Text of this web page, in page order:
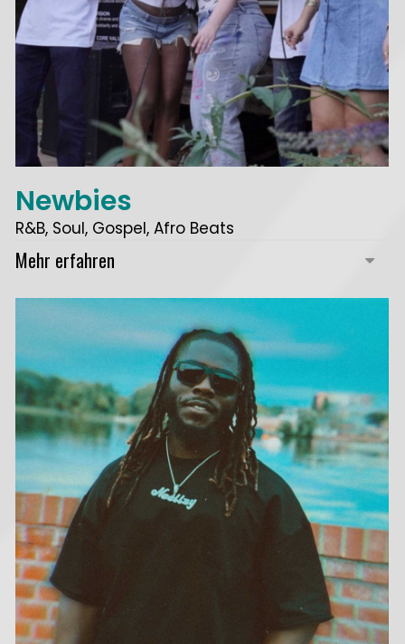
Newbies
R&B, Soul, Gospel, Afro Beats
Mehr erfahren